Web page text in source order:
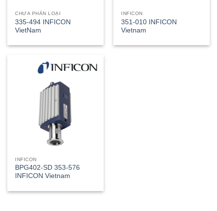
CHƯA PHÂN LOẠI
335-494 INFICON
VietNam
INFICON
351-010 INFICON
Vietnam
INFICON
BPG402-SD 353-576
INFICON Vietnam